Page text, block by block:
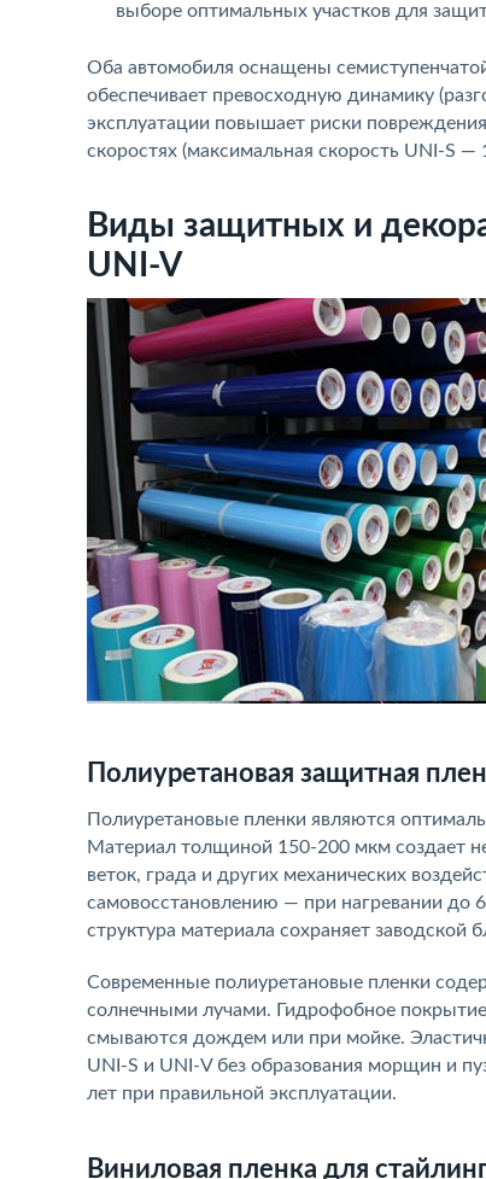
выборе оптимальных участков для
Оба автомобиля оснащены
обеспечивает превосходную динамику
эксплуатации повышает риски
скоростях (максимальная скорость UNI-S
Виды защитных и
UNI-V
Полиуретановая защитная
Полиуретановые пленки являются
Материал толщиной 150-200 мкм создает
веток, града и других механических
самовосстановлению — при нагревании до
структура материала сохраняет заводской
Современные полиуретановые пленки
солнечными лучами. Гидрофобное
смываются дождем или при мойке.
UNI-S и UNI-V без образования морщин и
лет при правильной эксплуатации.
Виниловая пленка для